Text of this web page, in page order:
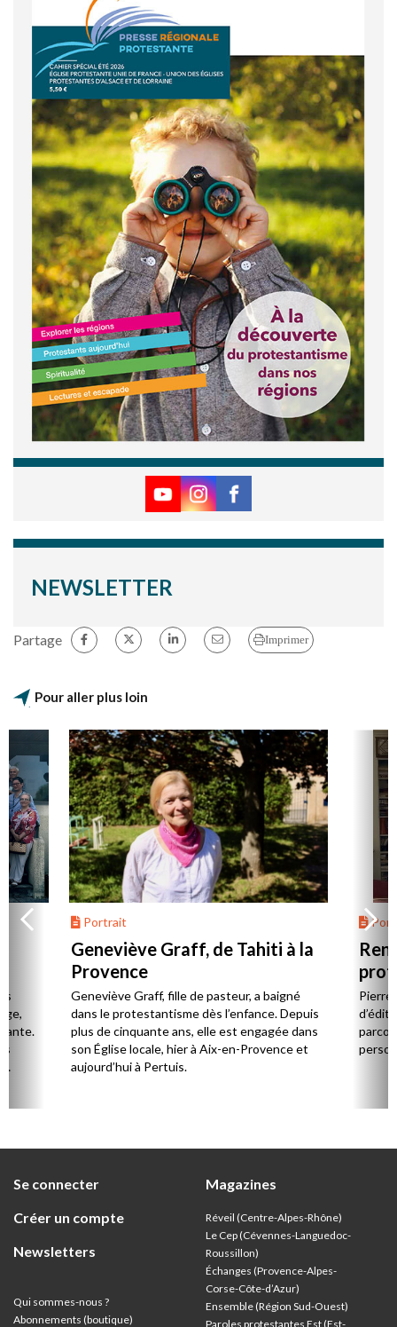
NEWSLETTER
Partage Imprimer
Pour aller plus loin
Portrait
Geneviève Graff, de Tahiti à la
Provence
Geneviève Graff, fille de pasteur, a baigné
dans le protestantisme dès l’enfance. Depuis
plus de cinquante ans, elle est engagée dans
son Église locale, hier à Aix-en-Provence et
aujourd’hui à Pertuis.
Se connecter
Créer un compte
Newsletters
Qui sommes-nous ?
Abonnements (boutique)
Magazines
Réveil (Centre-Alpes-Rhône)
Le Cep (Cévennes-Languedoc-
Roussillon)
Échanges (Provence-Alpes-
Corse-Côte-d’Azur)
Ensemble (Région Sud-Ouest)
Paroles protestantes Est (Est-